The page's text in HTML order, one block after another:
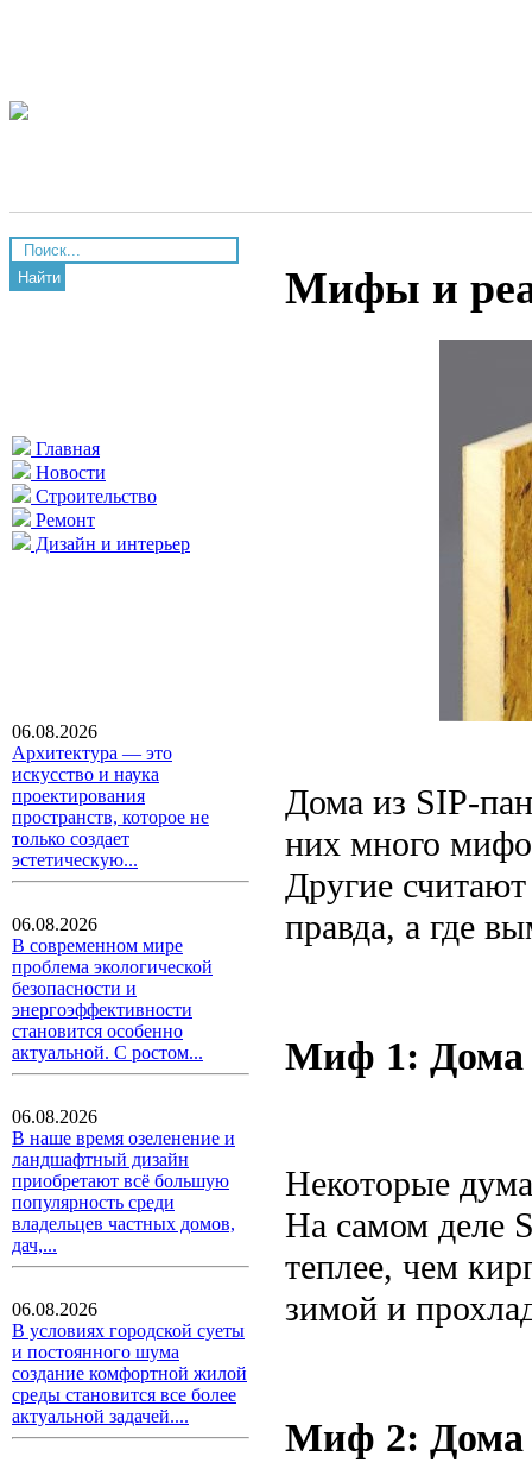
Найти
Главная
Новости
Строительство
Ремонт
Дизайн и интерьер
06.08.2026
Архитектура — это
искусство и наука
проектирования
пространств, которое не
только создает
эстетическую...
06.08.2026
В современном мире
проблема экологической
безопасности и
энергоэффективности
становится особенно
актуальной. С ростом...
06.08.2026
В наше время озеленение и
ландшафтный дизайн
приобретают всё большую
популярность среди
владельцев частных домов,
дач,...
06.08.2026
В условиях городской суеты
и постоянного шума
создание комфортной жилой
среды становится все более
актуальной задачей....
Мифы и
Дома из SIP-
них много
Другие
правда, а где
Миф 1: Дома
Некоторые
На самом деле
теплее, чем
зимой и
Миф 2: Дома